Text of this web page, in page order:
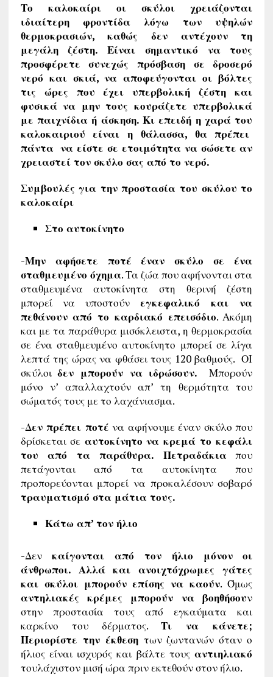
Το καλοκαίρι οι σκύλοι χρειάζονται
ιδιαίτερη φροντίδα λόγω των υψηλών
θερμοκρασιών, καθώς δεν αντέχουν τη
μεγάλη ζέστη. Είναι σημαντικό να τους
προσφέρετε συνεχώς πρόσβαση σε δροσερό
νερό και σκιά, να αποφεύγονται οι βόλτες
τις ώρες που έχει υπερβολική ζέστη και
φυσικά να μην τους κουράζετε υπερβολικά
με παιχνίδια ή άσκηση. Κι επειδή η χαρά του
καλοκαιριού είναι η θάλασσα, θαπρέπει
πάντα να είστε σε ετοιμότητα να σώσετε αν
χρειαστεί τον σκύλο σας από το νερό.
Συμβουλές για την προστασία του σκύλου το
καλοκαίρι
Στο αυτοκίνητο
-Μην αφήσετε ποτέ έναν σκύλο σε ένα
σταθμευμένο όχημα. Τα ζώα που αφήνονται στα
σταθμευμένα αυτοκίνητα στη θερινή ζέστη
μπορεί να υποστούνεγκεφαλικό και να
πεθάνουν από το καρδιακό επεισόδιο. Ακόμη
και με τα παράθυρα μισόκλειστα, η θερμοκρασία
σε ένα σταθμευμένο αυτοκίνητο μπορεί σε λίγα
λεπτά της ώρας να φθάσει τους 120 βαθμούς. ΟΙ
σκύλοιδεν μπορούν να ιδρώσουν. Μπορούν
μόνο ν’ απαλλαχτούν απ’ τη θερμότητα του
σώματός τους με το λαχάνιασμα.
-Δεν πρέπει ποτέ να αφήνουμε έναν σκύλο που
δρίσκεται σεαυτοκίνητο να κρεμά το κεφάλι
του από τα παράθυρα. Πετραδάκιαπου
πετάγονται από τα αυτοκίνητα που
προπορεύονται μπορεί να προκαλέσουν σοβαρό
τραυματισμό στα μάτια τους.
Κάτω απ’ τον ήλιο
-Δενκαίγονται από τον ήλιο μόνον οι
άνθρωποι. Αλλά και ανοιχτόχρωμες γάτες
και σκύλοι μπορούν επίσης να καούν. Όμως
αντηλιακές κρέμες μπορούν να βοηθήσουν
στην προστασία τους από εγκαύματα και
καρκίνο του δέρματος.Τι να κάνετε;
Περιορίστε την έκθεση των ζωντανών όταν ο
ήλιος είναι ισχυρός και βάλτε τουςαντιηλιακό
τουλάχιστον μισή ώρα πριν εκτεθούν στον ήλιο.